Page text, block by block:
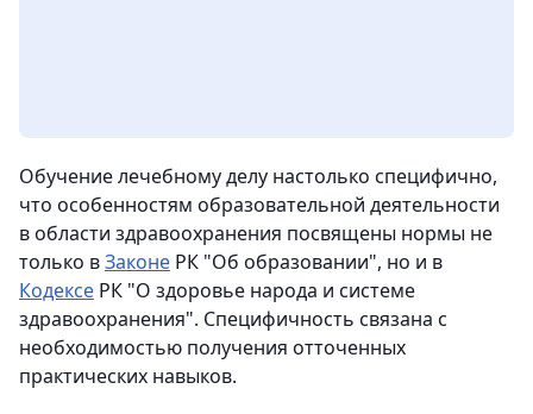
Обучение лечебному делу настолько специфично,
что особенностям образовательной деятельности
в области здравоохранения посвящены нормы не
только вЗаконе РК "Об образовании", но и в
Кодексе РК "О здоровье народа и системе
здравоохранения". Специфичность связана с
необходимостью получения отточенных
практических навыков.